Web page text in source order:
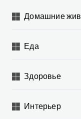
Домашние
Еда
Здоровье
Интерьер